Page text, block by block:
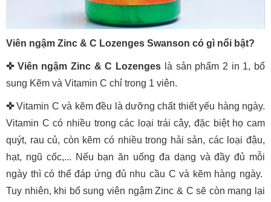
Viên ngậm Zinc & C Lozenges Swanson có gì nổi bật?
✜ Viên ngậm Zinc & C Lozenges là sản phẩm 2 in 1, bổ
sung Kẽm và Vitamin C chỉ trong 1 viên.
✜Vitamin C và kẽm đều là dưỡng chất thiết yếu hàng ngày.
Vitamin C có nhiều trong các loại trái cây, đặc biệt họ cam
quýt, rau củ, còn kẽm có nhiều trong hải sản, các loại đậu,
hạt, ngũ cốc,... Nếu bạn ăn uống đa dạng và đầy đủ mỗi
ngày thì có thể đáp ứng đủ nhu cầu C và kẽm hàng ngày.
Tuy nhiên, khi bổ sung viên ngậm Zinc & C sẽ còn mang lại